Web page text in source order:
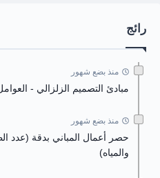
رائج
منذ بضع شهور
مبادئ التصميم الزلزالي -
منذ بضع شهور
حصر أعمال المباني بدقة (عدد
والمياه)